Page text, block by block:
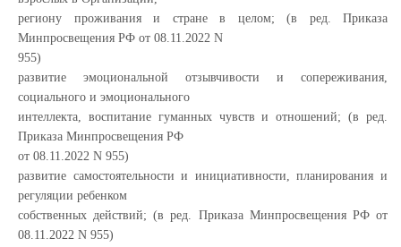
региону проживания и стране в целом; (в ред. Приказа
Минпросвещения РФ от 08.11.2022 N
955)
развитие эмоциональной отзывчивости и сопереживания,
социального и эмоционального
интеллекта, воспитание гуманных чувств и отношений; (в ред.
Приказа Минпросвещения РФ
от 08.11.2022 N 955)
развитие самостоятельности и инициативности, планирования и
регуляции ребенком
собственных действий; (в ред. Приказа Минпросвещения РФ от
08.11.2022 N 955)